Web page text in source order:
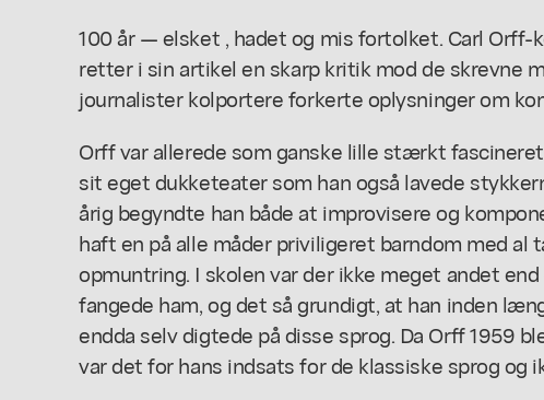
100 år — elsket , hadet og mis fortolket. Carl Orff-
retter i sin artikel en skarp kritik mod de skrevne
journalister kolportere forkerte oplysninger om
Orff var allerede som ganske lille stærkt
sit eget dukketeater som han også lavede
årig begyndte han både at improvisere og
haft en på alle måder priviligeret barndom med
opmuntring. I skolen var der ikke meget andet
fangede ham, og det så grundigt, at han inden
endda selv digtede på disse sprog. Da Orff 1959
var det for hans indsats for de klassiske sprog og